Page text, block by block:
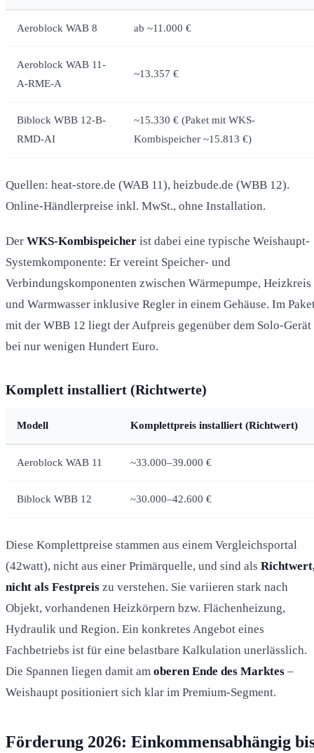
Aeroblock WAB 8 ab ~11.000 €
Aeroblock WAB 11-
A-RME-A
~13.357 €
Biblock WBB 12-B-
RMD-AI
~15.330 € (Paket mit WKS-
Kombispeicher ~15.813 €)
Quellen: heat-store.de (WAB 11), heizbude.de (WBB 12).
Online-Händlerpreise inkl. MwSt., ohne Installation.
Der WKS-Kombispeicher ist dabei eine typische Weishaupt-
Systemkomponente: Er vereint Speicher- und
Verbindungskomponenten zwischen Wärmepumpe, Heizkreis
und Warmwasser inklusive Regler in einem Gehäuse. Im
mit der WBB 12 liegt der Aufpreis gegenüber dem Solo-Gerät
bei nur wenigen Hundert Euro.
Komplett installiert (Richtwerte)
Modell Komplettpreis installiert (Richtwert)
Aeroblock WAB 11 ~33.000–39.000 €
Biblock WBB 12 ~30.000–42.600 €
Diese Komplettpreise stammen aus einem Vergleichsportal
(42watt), nicht aus einer Primärquelle, und sind als
nicht als Festpreis zu verstehen. Sie variieren stark nach
Objekt, vorhandenen Heizkörpern bzw. Flächenheizung,
Hydraulik und Region. Ein konkretes Angebot eines
Fachbetriebs ist für eine belastbare Kalkulation unerlässlich.
Die Spannen liegen damit am oberen Ende des Marktes –
Weishaupt positioniert sich klar im Premium-Segment.
Förderung 2026: Einkommensabhängig